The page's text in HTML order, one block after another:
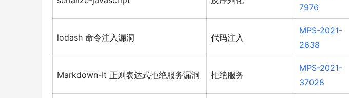
7976
lodash 命令注入漏洞 代码注入
MPS-2021-
2638
Markdown-It 正则表达式拒绝服务漏洞 拒绝服务
MPS-2021-
37028